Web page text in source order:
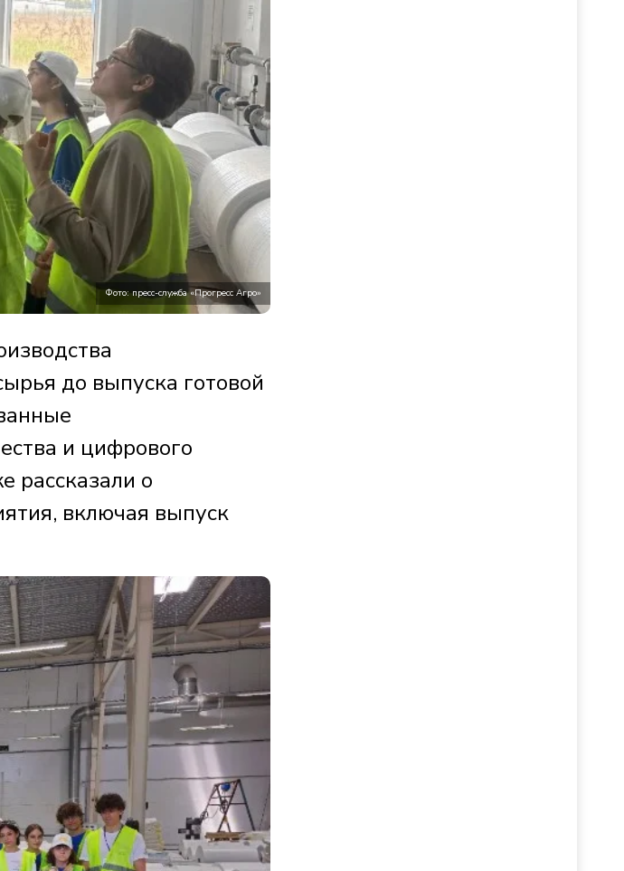
Фото: пресс-служба «Прогресс Агро»
до выпуска готовой
и цифрового
рассказали о
включая выпуск